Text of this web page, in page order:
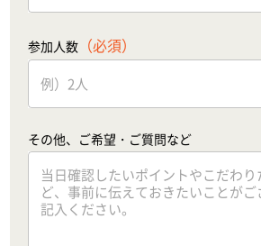
参加人数 （必須）
その他、ご希望・ご質問など